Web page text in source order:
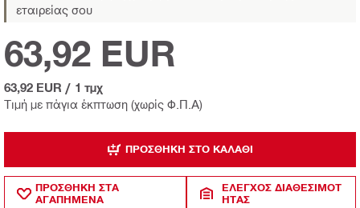
εταιρείας σου
Τιμή με πάγια έκπτωση (χωρίς Φ.Π.Α)
63,92 EUR
63,92 EUR / 1 τμχ
ΠΡΟΣΘΉΚΗ ΣΤΟ ΚΑΛΆΘΙ
ΠΡΟΣΘΗΚΗ ΣΤΑ
ΑΓΑΠΗΜΕΝΑ
ΈΛΕΓΧΟΣ ΔΙΑΘΕΣΙΜΌΤ
ΗΤΑΣ